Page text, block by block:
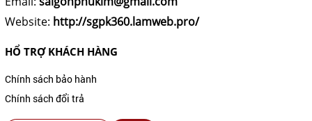
Website: http://sgpk360.lamweb.pro/
HỔ TRỢ KHÁCH HÀNG
Chính sách bảo hành
Chính sách đổi trả